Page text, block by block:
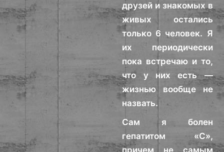
друзей и знакомых в
живых остались
только 6 человек. Я
их периодически
пока встречаю и то,
что у них есть —
жизнью вообще не
назвать.
Сам я болен
гепатитом «С»,
причем не самым